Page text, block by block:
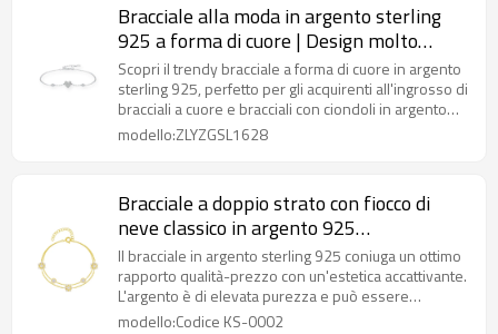
Bracciale alla moda in argento sterling
925 a forma di cuore | Design molto
venduto in Europa e negli Stati Uniti
Scopri il trendy bracciale a forma di cuore in argento
sterling 925, perfetto per gli acquirenti all'ingrosso di
bracciali a cuore e bracciali con ciondoli in argento
sterling. Supporta loghi personalizzati e OEM.
modello:ZLYZGSL1628
Bracciale a doppio strato con fiocco di
neve classico in argento 925
personalizzato in fabbrica | Braccialetto
raffinato dal design popolare in stile Ins
per le donne
Il bracciale in argento sterling 925 coniuga un ottimo
rapporto qualità-prezzo con un'estetica accattivante.
L'argento è di elevata purezza e può essere
personalizzato nel design.
modello:Codice KS-0002